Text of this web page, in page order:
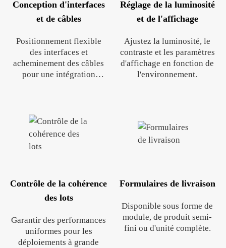
Conception d'interfaces
et de câbles
Positionnement flexible
des interfaces et
acheminement des câbles
pour une intégration
Réglage de la luminosité
et de l'affichage
Ajustez la luminosité, le
contraste et les paramètres
d'affichage en fonction de
l'environnement.
Contrôle de la cohérence
des lots
Garantir des performances
uniformes pour les
déploiements à grande
Formulaires de livraison
Disponible sous forme de
module, de produit semi-
fini ou d'unité complète.